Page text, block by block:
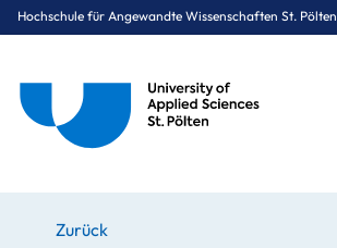
Hochschule für Angewandte Wissenschaften St. Pölten
Jugenduni in St. Pölten
Zurück